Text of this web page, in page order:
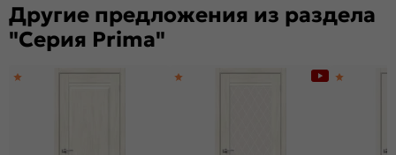
Другие предложения из раздела
"Серия Prima"